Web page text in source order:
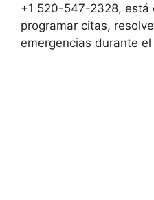
+1 520-547-2328, está
programar citas,
emergencias durante